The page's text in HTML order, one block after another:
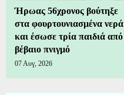
Ήρωας 56χρονος βούτηξε
στα φουρτουνιασμένα νερά
και έσωσε τρία παιδιά από
βέβαιο πνιγμό
07 Αυγ, 2026